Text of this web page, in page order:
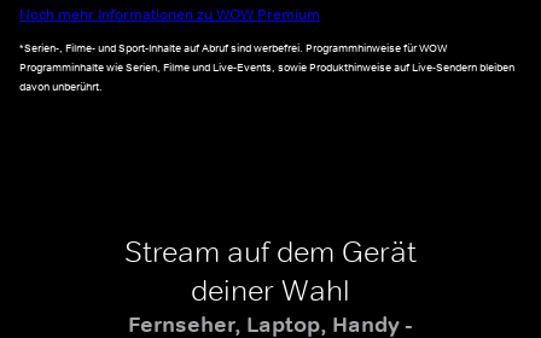
Noch mehr Informationen zu WOW Premium
*Serien-, Filme- und Sport-Inhalte auf Abruf sind werbefrei. Programmhinweise für WOW
Programminhalte wie Serien, Filme und Live-Events, sowie Produkthinweise auf Live-Sendern bleiben
davon unberührt.
Stream auf dem Gerät
deiner Wahl
Fernseher, Laptop, Handy -